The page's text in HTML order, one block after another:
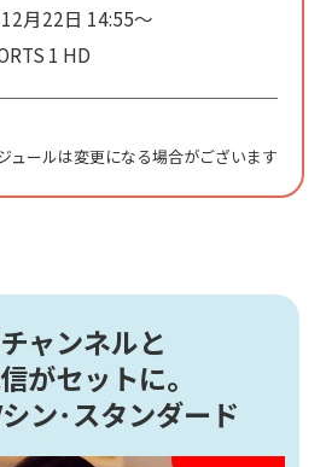
月22日 14:55～
1 HD
ュールは変更になる場合がございます
ャンネルと
がセットに。
ン･スタンダード